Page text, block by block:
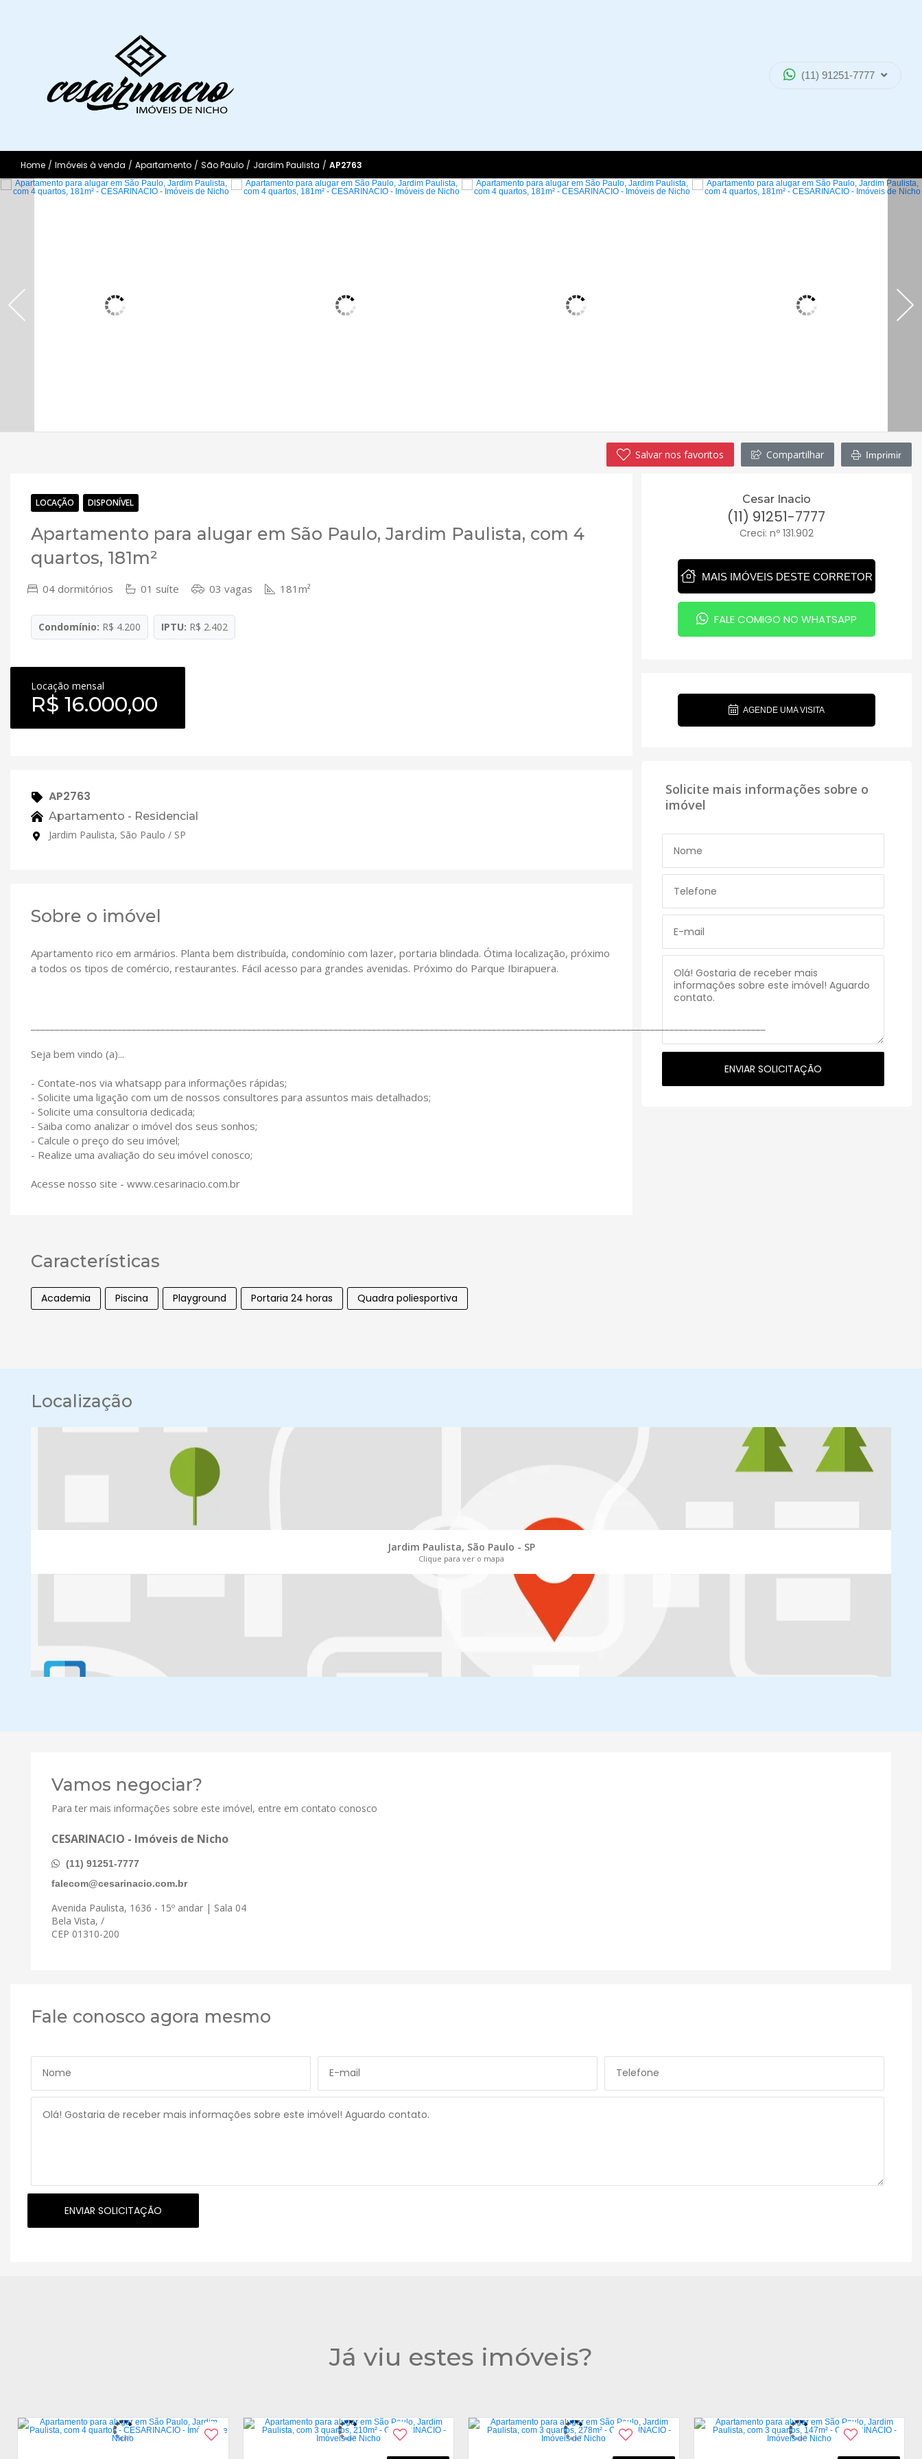
(11) 91251-7777
Home / Imóveis à venda / Apartamento / São Paulo / Jardim Paulista / AP2763
Salvar nos favoritos Compartilhar Imprimir
LOCAÇÃO DISPONÍVEL
Apartamento para alugar em São Paulo, Jardim Paulista, com 4
quartos, 181m²
04 dormitórios 01 suíte 03 vagas 181m²
Condomínio: R$ 4.200 IPTU: R$ 2.402
Locação mensal
R$ 16.000,00
AP2763
Apartamento - Residencial
Jardim Paulista, São Paulo / SP
Sobre o imóvel
Apartamento rico em armários. Planta bem distribuída, condomínio com lazer, portaria blindada. Ótima localização, próximo
a todos os tipos de comércio, restaurantes. Fácil acesso para grandes avenidas. Próximo do Parque Ibirapuera.
Seja bem vindo (a)...
- Contate-nos via whatsapp para informações rápidas;
- Solicite uma ligação com um de nossos consultores para assuntos mais detalhados;
- Solicite uma consultoria dedicada;
- Saiba como analizar o imóvel dos seus sonhos;
- Calcule o preço do seu imóvel;
- Realize uma avaliação do seu imóvel conosco;
Acesse nosso site - www.cesarinacio.com.br
Características
Academia Piscina Playground Portaria 24 horas Quadra poliesportiva
Cesar Inacio
(11) 91251-7777
Creci: nº 131.902
MAIS IMÓVEIS DESTE CORRETOR
FALE COMIGO NO WHATSAPP
AGENDE UMA VISITA
Solicite mais informações sobre o
imóvel
Localização
Jardim Paulista, São Paulo - SP
Clique para ver o mapa
Vamos negociar?
Para ter mais informações sobre este imóvel, entre em contato conosco
CESARINACIO - Imóveis de Nicho
(11) 91251-7777
falecom@cesarinacio.com.br
Avenida Paulista, 1636 - 15º andar | Sala 04
Bela Vista, /
CEP 01310-200
Fale conosco agora mesmo
Já viu estes imóveis?